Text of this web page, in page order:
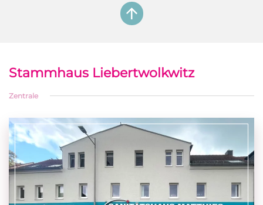
Stammhaus Liebertwolkwitz
Zentrale